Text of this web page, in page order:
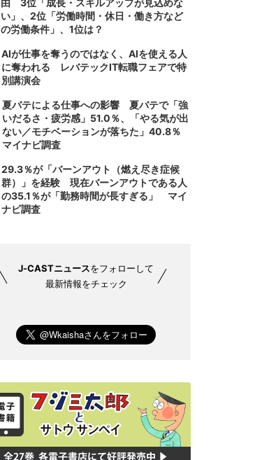
由 3位「成長・スキルアップが見込めな
い」、2位「労働時間・休日・働き方など
の労働条件」、1位は？
AIが仕事を奪うのではなく、AIを使える人
に奪われる レバテックIT転職フェアで特
別講演会
夏バテによる仕事への影響 夏バテで「強
いだるさ・疲労感」51.0％、「やる気が出
ない／モチベーションが落ちた」40.8％
マイナビ調査
29.3％が「バーンアウト（燃え尽き症候
群）」を経験 現在バーンアウトである人
の35.1％が「勤務時間が長すぎる」 マイ
ナビ調査
J-CASTニュースをフォローして
最新情報をチェック